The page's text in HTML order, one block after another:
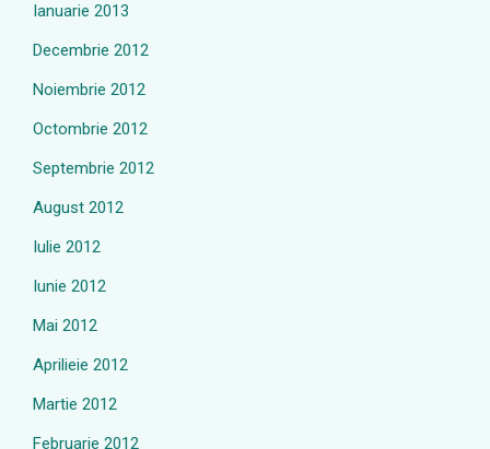
Ianuarie 2013
Decembrie 2012
Noiembrie 2012
Octombrie 2012
Septembrie 2012
August 2012
Iulie 2012
Iunie 2012
Mai 2012
Aprilieie 2012
Martie 2012
Februarie 2012